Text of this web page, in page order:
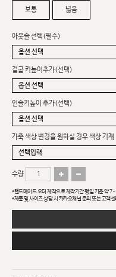
보통 넓음
아웃솔 선택(필수)
겉굽 키높이추가(선택)
인솔키높이 추가(선택)
가죽 색상 변경을 원하실 경우 색상 기재
수량
*핸드메이드 오더 제작으로 제작기간 평일 기준 약
*제품 및 사이즈 상담 시 카카오채널 문의 또는 고객